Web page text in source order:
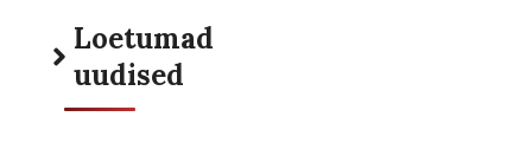
Loetumad
uudised